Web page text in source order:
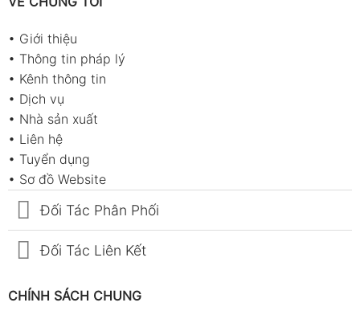
nguyên liệu
Khả năng chống nước phù hợp môi trường
pha chế
Thích hợp cho quán cà phê, phòng lab và
Thông số kỹ thuật
Hạng mục chính
Model
Thang đo
• Giới thiệu
• Thông tin pháp lý
• Kênh thông tin
• Dịch vụ
• Nhà sản xuất
• Liên hệ
• Tuyển dụng
• Sơ đồ Website
Đối Tác Phân Phối
Đối Tác Liên Kết
CHÍNH SÁCH CHUNG